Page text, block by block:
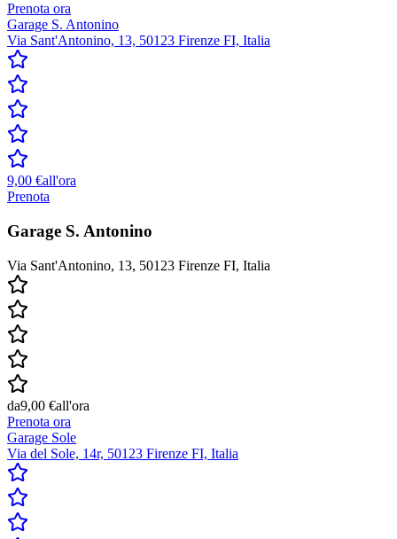
Prenota ora
Garage S. Antonino
Via Sant'Antonino, 13, 50123 Firenze FI, Italia
9,00 €all'ora
Prenota
Garage S. Antonino
Via Sant'Antonino, 13, 50123 Firenze FI, Italia
da9,00 €all'ora
Prenota ora
Garage Sole
Via del Sole, 14r, 50123 Firenze FI, Italia